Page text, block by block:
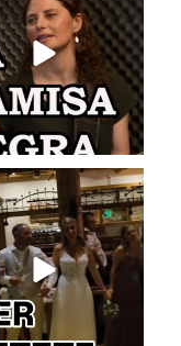
Wir lieben...
50 0
der Hochzeit
Was für ein...
53 0